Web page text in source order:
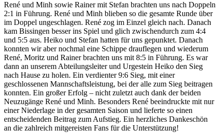
René und Minh sowie Rainer mit Stefan brachten uns nach Doppeln
2:1 in Führung. René und Minh blieben so die gesamte Runde über
im Doppel ungeschlagen. René zog im Einzel gleich nach. Danach
kam Bissingen besser ins Spiel und glich zwischendurch zum 4:4
und 5:5 aus. Heiko und Stefan hatten für uns gepunktet. Danach
konnten wir aber nochmal eine Schippe drauflegen und wiederum
René, Moritz und Rainer brachten uns mit 8:5 in Führung. Es war
dann an unserem Abteilungsleiter und Urgestein Heiko den Sieg
nach Hause zu holen. Ein verdienter 9:6 Sieg, mit einer
geschlossenen Mannschaftsleistung, bei der alle zum Sieg beitragen
konnten. Ein großer Erfolg – nicht zuletzt auch dank der beiden
Neuzugänge René und Minh. Besonders René beeindruckte mit nur
einer Niederlage in der gesamten Saison und lieferte so einen
entscheidenden Beitrag zum Aufstieg. Ein herzliches Dankeschön
an die zahlreich mitgereisten Fans für die Unterstützung!